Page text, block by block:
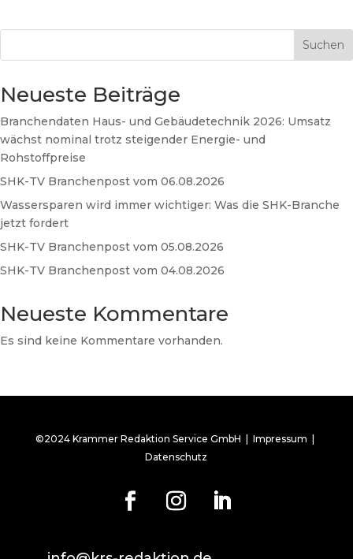
Suchen
Neueste Beiträge
Branchendaten Haus- und Gebäudetechnik 2026: Umsatz
wächst nominal trotz steigender Energie- und
Rohstoffpreise
SHK-TV Branchenpost vom 06.08.2026
Wassersparen wird immer wichtiger: Was die SHK-Branche
jetzt fordert
SHK-TV Branchenpost vom 05.08.2026
SHK-TV Branchenpost vom 04.08.2026
Neueste Kommentare
Es sind keine Kommentare vorhanden.
©2024 Krammer Redaktion Service GmbH |Impressum
Datenschutz